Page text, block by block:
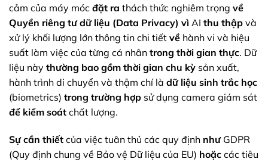
cảm của máy móc đặt ra thách thức nghiêm trọng về
Quyền riêng tư dữ liệu (Data Privacy) vì AI thu thập và
xử lý khối lượng lớn thông tin chi tiết về hành vi và hiệu
suất làm việc của từng cá nhân trong thời gian thực. Dữ
liệu này thường bao gồm thời gian chu kỳ sản xuất,
hành trình di chuyển và thậm chí là dữ liệu sinh trắc học
(biometrics) trong trường hợp sử dụng camera giám sát
để kiểm soát chất lượng.
Sự cần thiết của việc tuân thủ các quy định nhưGDPR
(Quy định chung về Bảo vệ Dữ liệu của EU) hoặc các tiêu